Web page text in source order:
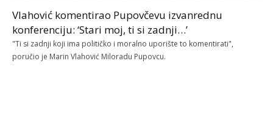
Vlahović komentirao Pupovčevu izvanrednu
konferenciju: ‘Stari moj, ti si zadnji…’
"Ti si zadnji koji ima političko i moralno uporište to komentirati",
poručio je Marin Vlahović Miloradu Pupovcu.